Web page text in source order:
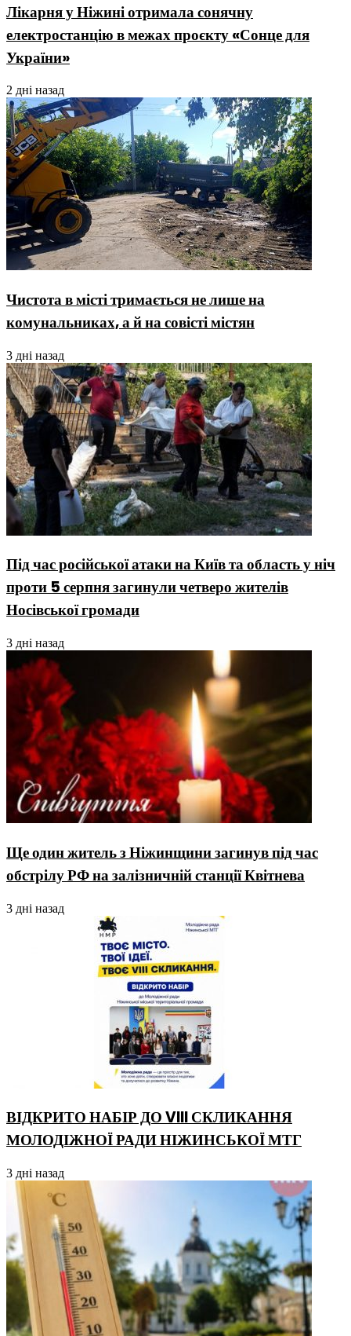
Лікарня у Ніжині отримала сонячну
електростанцію в межах проєкту «Сонце для
України»
2 дні назад
Чистота в місті тримається не лише на
комунальниках, а й на совісті містян
3 дні назад
Під час російської атаки на Київ та область у ніч
проти 5 серпня загинули четверо жителів
Носівської громади
3 дні назад
Ще один житель з Ніжинщини загинув під час
обстрілу РФ на залізничній станції Квітнева
3 дні назад
ВІДКРИТО НАБІР ДО VIII СКЛИКАННЯ
МОЛОДІЖНОЇ РАДИ НІЖИНСЬКОЇ МТГ
3 дні назад